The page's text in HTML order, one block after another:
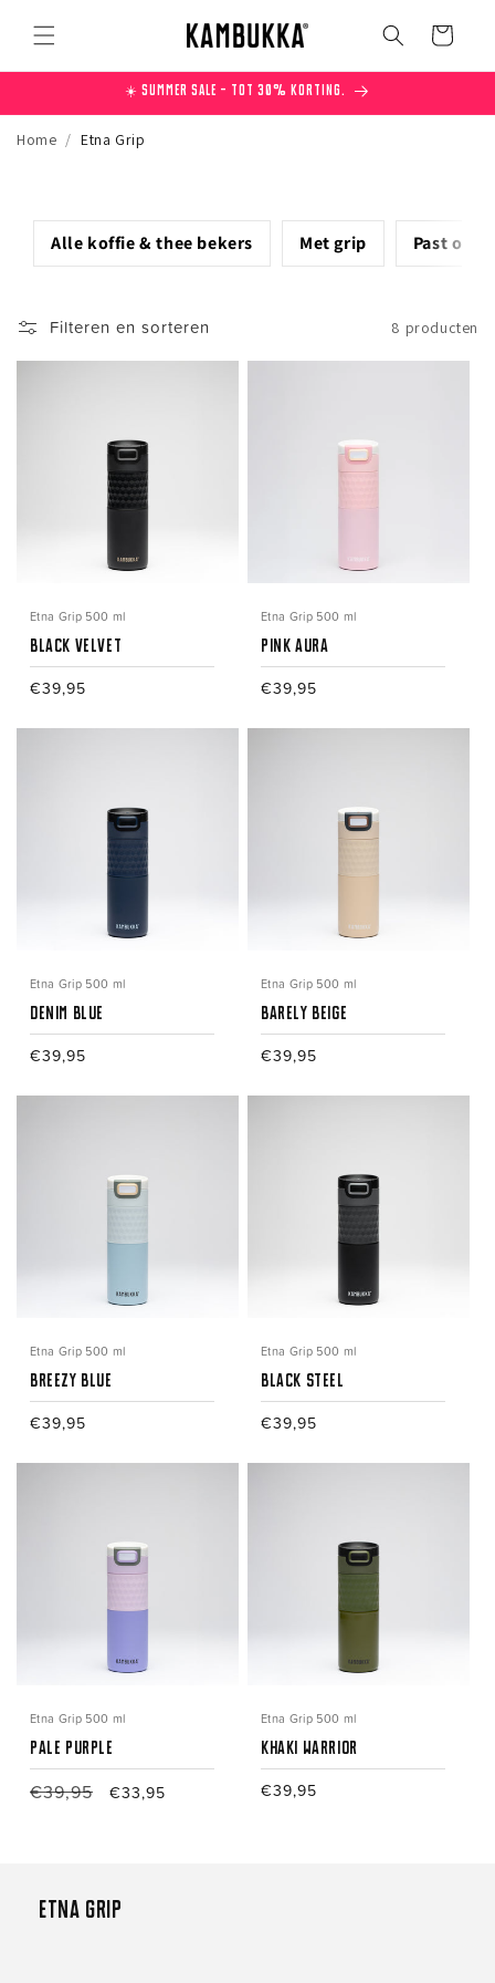
naar de
content
Winkelwagen
☀️ Summer Sale – Tot 30% korting.
Home / Etna Grip
Alle koffie & thee bekers Met grip Past
Filteren en sorteren 8 producten
Etna Grip 500 ml
Black Velvet
Normale
€39,95
Etna Grip 500 ml
Pink Aura
Normale
€39,95
Etna Grip 500 ml
Denim Blue
Normale
€39,95
Etna Grip 500 ml
Barely Beige
Normale
€39,95
Etna Grip 500 ml
Breezy Blue
Normale
€39,95
Etna Grip 500 ml
Black Steel
Normale
€39,95
Etna Grip 500 ml
Pale Purple
Normale
€39,95 Aanbiedingsprijs
€33,95
Etna Grip 500 ml
Khaki Warrior
Normale
€39,95
Etna Grip